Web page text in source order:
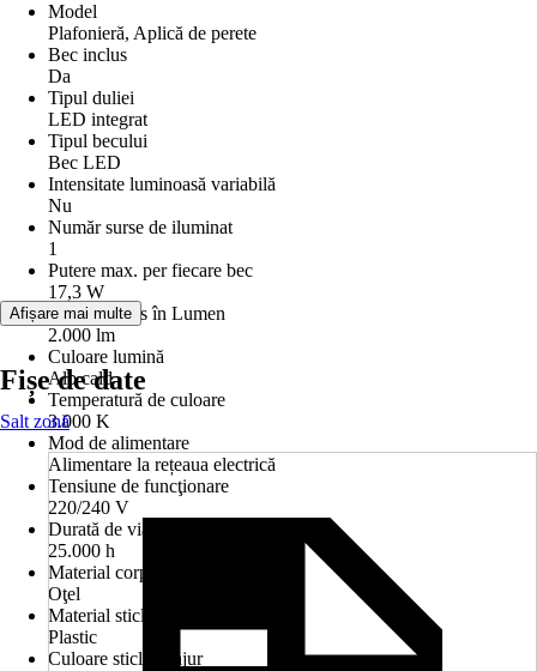
Model
Plafonieră, Aplică de perete
Bec inclus
Da
Tipul duliei
LED integrat
Tipul becului
Bec LED
Intensitate luminoasă variabilă
Nu
Număr surse de iluminat
1
Putere max. per fiecare bec
17,3 W
Flux luminos în Lumen
2.000 lm
Culoare lumină
Alb cald
Temperatură de culoare
3.000 K
Mod de alimentare
Alimentare la rețeaua electrică
Tensiune de funcţionare
220/240 V
Durată de viaţă a becului
25.000 h
Material corp
Oţel
Material sticlă/abajur
Plastic
Culoare sticlă/abajur
Afișare mai multe
Fișe de date
Salt zonă